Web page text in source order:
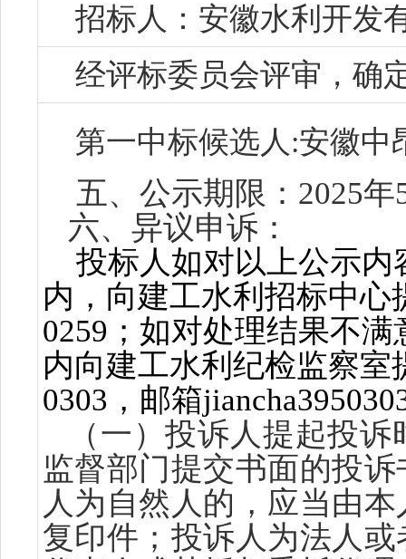
招标人： 安徽水利开发
经评标委员会评审，确
第一中标候选人:安徽中
五、公示期限： 2025年
六、异议申诉：
投标人如对以上公示内
内，向建工水利招标中心
0259；如对处理结果不
内向建工水利纪检监察室
0303，邮箱
（一）投诉人提起投诉
监督部门提交书面的投诉
人为自然人的，应当由
复印件；投诉人为法人